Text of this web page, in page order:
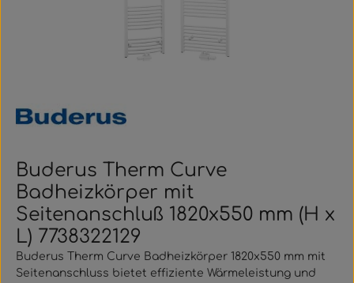
Buderus Therm Curve
Badheizkörper mit
Seitenanschluß 1820x550 mm (H x
L) 7738322129
Buderus Therm Curve Badheizkörper 1820x550 mm mit
Seitenanschluss bietet effiziente Wärmeleistung und